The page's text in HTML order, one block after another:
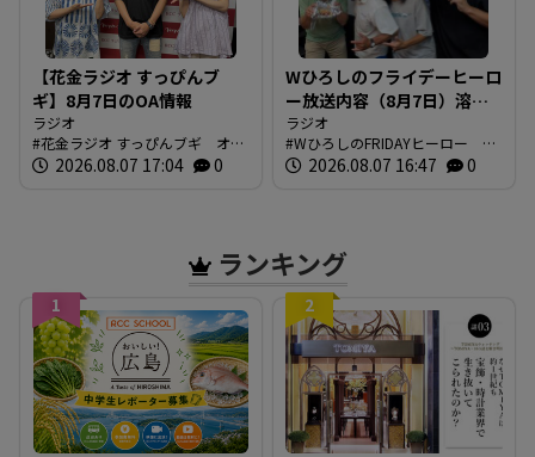
【花金ラジオ すっぴんブ
ギ】8月7日のOA情報
ラジオ
花金ラジオ すっぴんブギ オン
エア情報
2026.08.07 17:04 0
Wひろしのフライデーヒーロ
ー放送内容（8月7日）溶け
てませんか？
ラジオ
WひろしのFRIDAYヒーロー 今
日の放送内容
2026.08.07 16:47 0
ランキング
1 2